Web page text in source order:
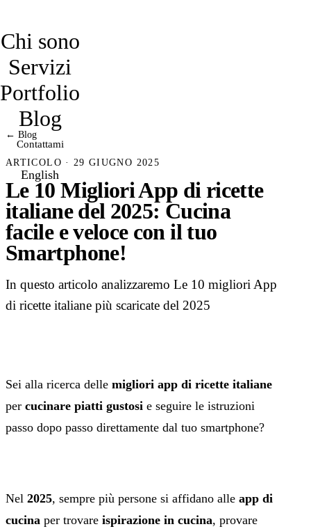
Chi sono
Servizi
Portfolio
Blog
Contattami
English
← Blog
ARTICOLO · 29 GIUGNO 2025
Le 10 Migliori App di ricette
italiane del 2025: Cucina
facile e veloce con il tuo
Smartphone!
In questo articolo analizzaremo Le 10 migliori App
di ricette italiane più scaricate del 2025
Sei alla ricerca delle migliori app di ricette italiane
per cucinare piatti gustosi e seguire le istruzioni
passo dopo passo direttamente dal tuo smartphone?
Nel 2025, sempre più persone si affidano alle app di
cucina per trovare ispirazione in cucina, provare